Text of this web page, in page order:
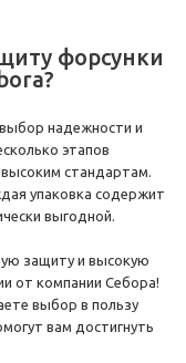
форсунки
надежности и
этапов
стандартам.
упаковка содержит
выгодной.
защиту и высокую
от компании Себора!
выбор в пользу
вам достигнуть